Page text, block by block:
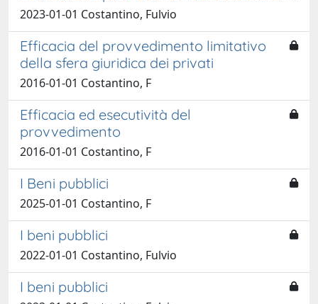
2023-01-01 Costantino, Fulvio
Efficacia del provvedimento limitativo
della sfera giuridica dei privati
2016-01-01 Costantino, F
Efficacia ed esecutività del
provvedimento
2016-01-01 Costantino, F
I Beni pubblici
2025-01-01 Costantino, F
I beni pubblici
2022-01-01 Costantino, Fulvio
I beni pubblici